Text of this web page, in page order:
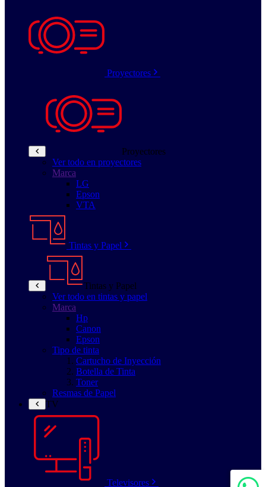
Proyectores
Proyectores
Ver todo en proyectores
Marca
LG
Epson
VTA
Tintas y Papel
Tintas y Papel
Ver todo en tintas y papel
Marca
Hp
Canon
Epson
Tipo de tinta
Cartucho de Inyección
Botella de Tinta
Toner
Resmas de Papel
TV
Televisores